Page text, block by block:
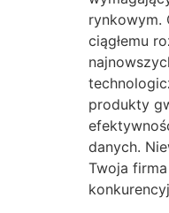
rynkowym.
ciągłemu
produkty
danych.
Twoja